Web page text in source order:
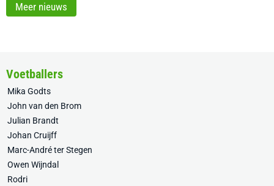
Meer nieuws
Voetballers
Mika Godts
John van den Brom
Julian Brandt
Johan Cruijff
Marc-André ter Stegen
Owen Wijndal
Rodri